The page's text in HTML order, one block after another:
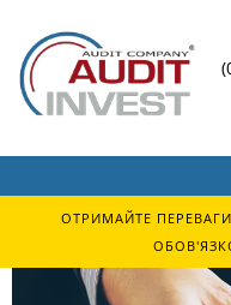
ОТРИМАЙТЕ